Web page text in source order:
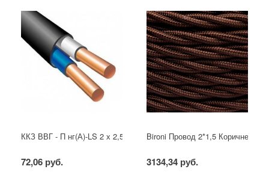
ККЗ ВВГ - П нг(А)-LS 2 х 2,5 ГОСТ
72,06 руб.
Bironi Провод 2*1,5 Коричневый
3134,34 руб.